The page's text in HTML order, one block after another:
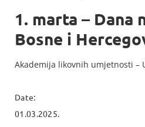
1. marta – Dana
Bosne i
Akademija likovnih umjetnosti –
Date:
01.03.2025.